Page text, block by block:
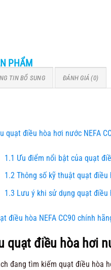
PHẨM
TIN BỔ SUNG ĐÁNH GIÁ (0)
quạt điều hòa hơi nước NEFA
1.1 Ưu điểm nổi bật của quạt
1.2Thông số kỹ thuật quạt điều
1.3 Lưu ý khi sử dụng quạt điều
điều hòa NEFA CC90 chính
quạt điều hòa hơi
đang tìm kiếm quạt điều hòa